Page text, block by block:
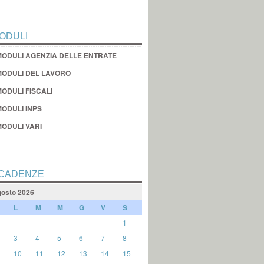
AGENZIA DELLE ENTRATE
DEL LAVORO
FISCALI
INPS
VARI
2026
L M M G V S
1
3 4 5 6 7
8
10 11 12 13 14
15